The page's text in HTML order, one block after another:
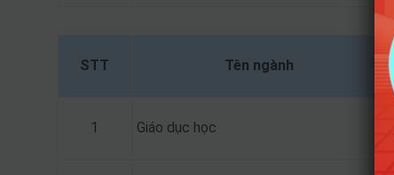
STT Tên ngành
1 Giáo dục học